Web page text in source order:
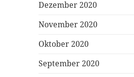
Dezember 2020
November 2020
Oktober 2020
September 2020